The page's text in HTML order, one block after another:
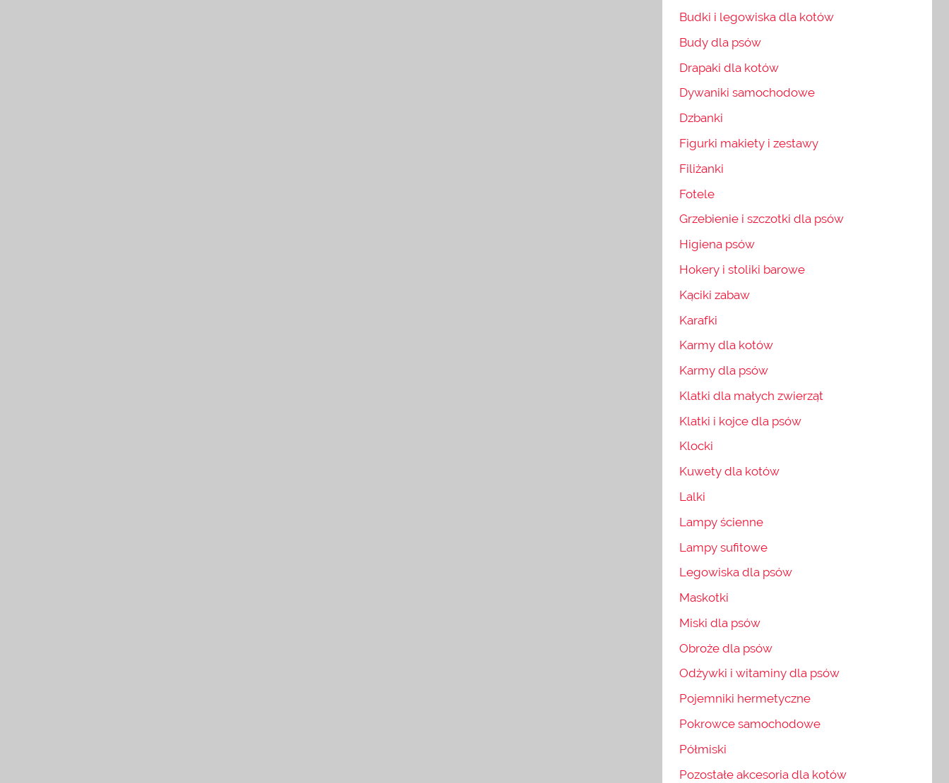
Budki i legowiska dla kotów
Budy dla psów
Drapaki dla kotów
Dywaniki samochodowe
Dzbanki
Figurki makiety i zestawy
Filiżanki
Fotele
Grzebienie i szczotki dla psów
Higiena psów
Hokery i stoliki barowe
Kąciki zabaw
Karafki
Karmy dla kotów
Karmy dla psów
Klatki dla małych zwierząt
Klatki i kojce dla psów
Klocki
Kuwety dla kotów
Lalki
Lampy ścienne
Lampy sufitowe
Legowiska dla psów
Maskotki
Miski dla psów
Obroże dla psów
Odżywki i witaminy dla psów
Pojemniki hermetyczne
Pokrowce samochodowe
Półmiski
Pozostałe akcesoria dla kotów